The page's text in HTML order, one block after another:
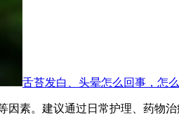
舌苔发白、头晕怎么回事，怎
素。建议通过日常护理、药物